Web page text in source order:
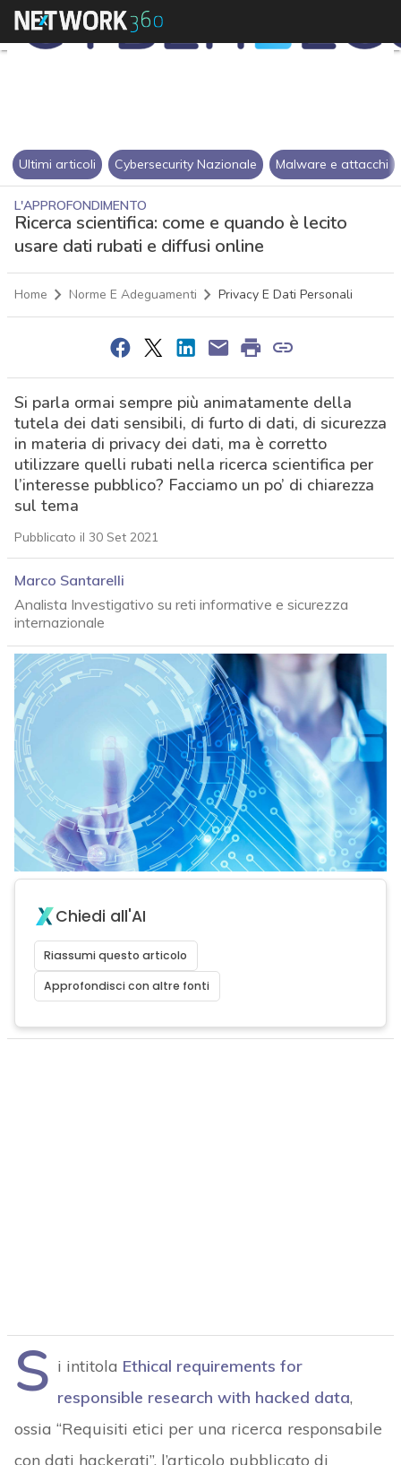
Ultimi articoli Cybersecurity Nazionale Malware e attacchi
L'APPROFONDIMENTO
Ricerca scientifica: come e quando è lecito
usare dati rubati e diffusi online
Home Norme E Adeguamenti Privacy E Dati Personali
Si parla ormai sempre più animatamente della
tutela dei dati sensibili, di furto di dati, di sicurezza
in materia di privacy dei dati, ma è corretto
utilizzare quelli rubati nella ricerca scientifica per
l’interesse pubblico? Facciamo un po’ di chiarezza
sul tema
Pubblicato il 30 Set 2021
Marco Santarelli
Analista Investigativo su reti informative e sicurezza
internazionale
Chiedi all'AI
Riassumi questo articolo
Approfondisci con altre fonti
S i intitola Ethical requirements for
responsible research with hacked data,
ossia “Requisiti etici per una ricerca responsabile
con dati hackerati”, l’articolo pubblicato di